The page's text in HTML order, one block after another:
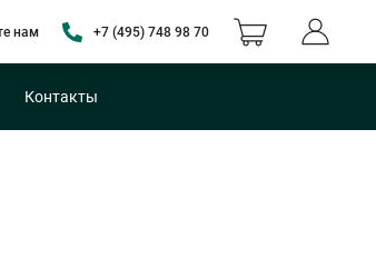
нам +7 (495) 748 98 70
Контакты